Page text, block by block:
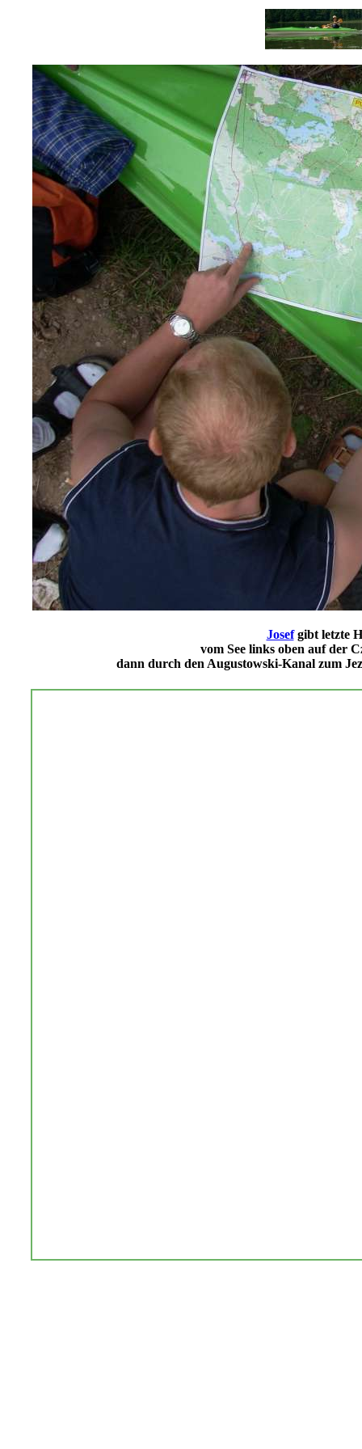
Josefgibt letzte
vom See links oben auf der
dann durch den Augustowski-Kanal zum